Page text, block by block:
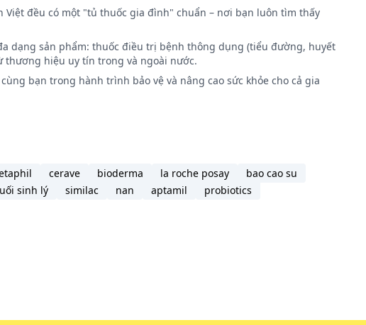
đều có một "tủ thuốc gia đình" chuẩn – nơi bạn luôn tìm thấy
dạng sản phẩm: thuốc điều trị bệnh thông dụng (tiểu đường, huyết
thương hiệu uy tín trong và ngoài nước.
bạn trong hành trình bảo vệ và nâng cao sức khỏe cho cả gia
cerave bioderma la roche posay
bao cao su
sinh lý similac nan aptamil probiotics